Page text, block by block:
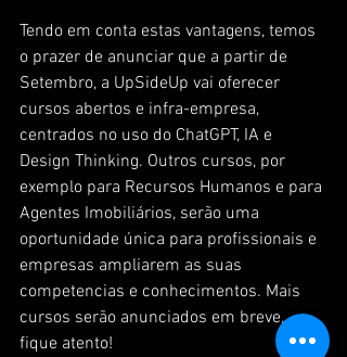
Tendo em conta estas vantagens, temos
o prazer de anunciar que a partir de
Setembro, a UpSideUp vai oferecer
cursos abertos e infra-empresa,
centrados no uso do ChatGPT, IA e
Design Thinking. Outros cursos, por
exemplo para Recursos Humanos e para
Agentes Imobiliários, serão uma
oportunidade única para profissionais e
empresas ampliarem as suas
competencias e conhecimentos. Mais
cursos serão anunciados em breve,
fique atento!